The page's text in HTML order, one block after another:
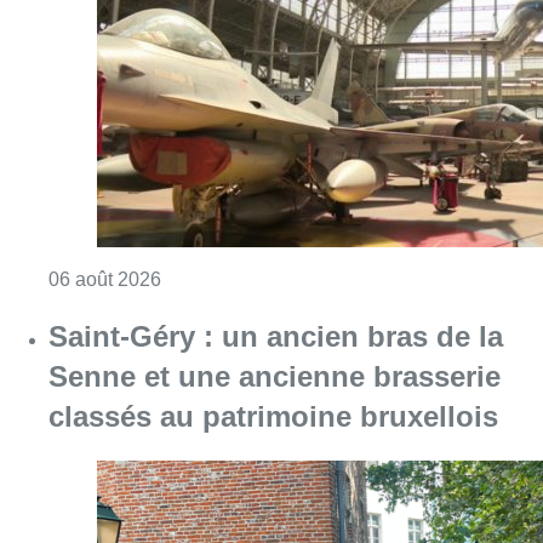
06 août 2026
Saint-Géry : un ancien bras de la
Senne et une ancienne brasserie
classés au patrimoine bruxellois